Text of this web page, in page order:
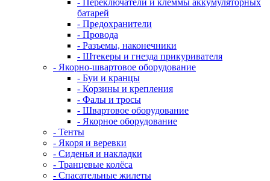
батарей
- Предохранители
- Провода
- Разъемы, наконечники
- Штекеры и гнезда прикуривателя
- Якорно-швартовое оборудование
- Буи и кранцы
- Корзины и крепления
- Фалы и тросы
- Швартовое оборудование
- Якорное оборудование
- Тенты
- Якоря и веревки
- Сиденья и накладки
- Транцевые колёса
- Спасательные жилеты